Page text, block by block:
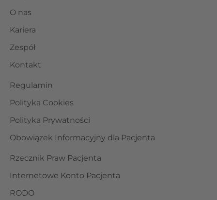
O nas
Kariera
Zespół
Kontakt
Regulamin
Polityka Cookies
Polityka Prywatności
Obowiązek Informacyjny dla Pacjenta
Rzecznik Praw Pacjenta
Internetowe Konto Pacjenta
RODO